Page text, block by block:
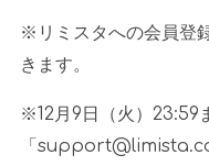
※リミスタへの会員登
きます。
※12月 9 日（火） 23:59
「